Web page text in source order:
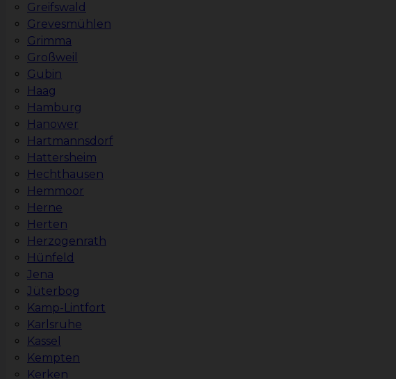
Greifswald
Grevesmühlen
Grimma
Großweil
Gubin
Haag
Hamburg
Hanower
Hartmannsdorf
Hattersheim
Hechthausen
Hemmoor
Herne
Herten
Herzogenrath
Hünfeld
Jena
Jüterbog
Kamp-Lintfort
Karlsruhe
Kassel
Kempten
Kerken